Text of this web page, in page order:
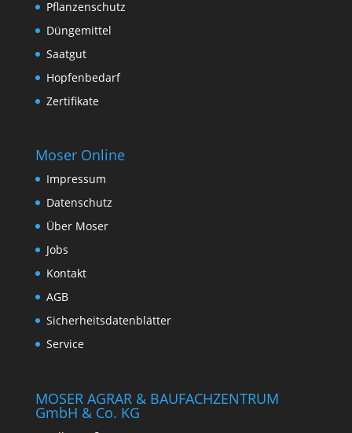
Pflanzenschutz
Düngemittel
Saatgut
Hopfenbedarf
Zertifikate
Moser Online
Impressum
Datenschutz
Über Moser
Jobs
Kontakt
AGB
Sicherheitsdatenblätter
Service
MOSER AGRAR & BAUFACHZENTRUM
GmbH & Co. KG